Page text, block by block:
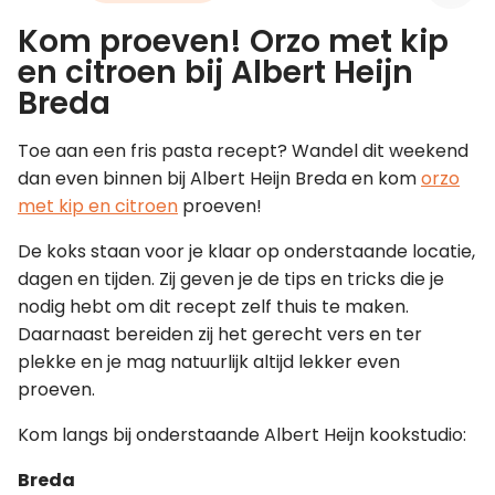
Leer koken als een chef
Kom proeven! Orzo met kip
en citroen bij Albert Heijn
Breda
Toe aan een fris pasta recept? Wandel dit weekend
dan even binnen bij Albert Heijn Breda en komorzo
met kip en citroen proeven!
De koks staan voor je klaar op onderstaande locatie,
dagen en tijden. Zij geven je de tips en tricks die je
nodig hebt om dit recept zelf thuis te maken.
Daarnaast bereiden zij het gerecht vers en ter
plekke en je mag natuurlijk altijd lekker even
proeven.
Kom langs bij onderstaande Albert Heijn kookstudio:
Breda